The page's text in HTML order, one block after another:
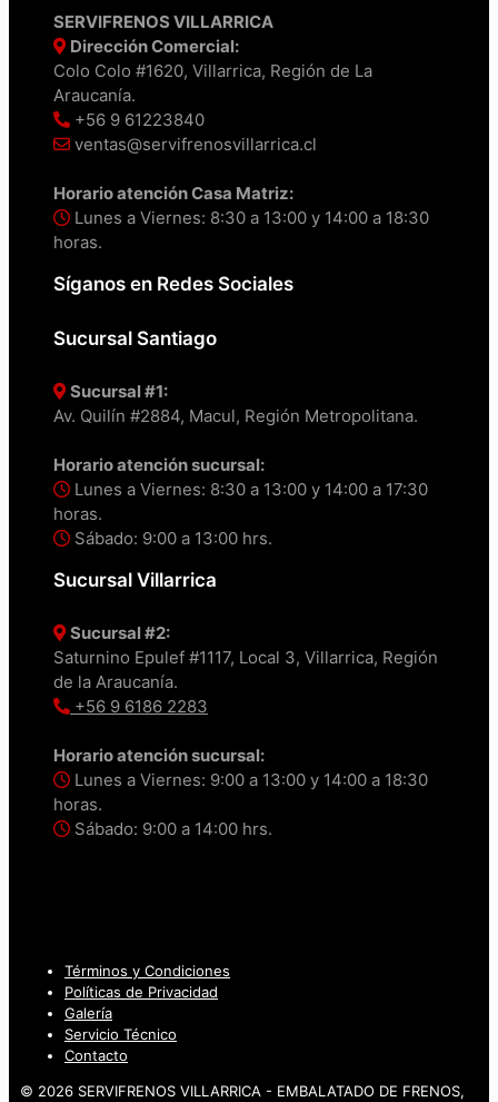
SERVIFRENOS VILLARRICA
Dirección Comercial:
Colo Colo #1620, Villarrica, Región de La
Araucanía.
+56 9 61223840
ventas@servifrenosvillarrica.cl
Horario atención Casa Matriz:
Lunes a Viernes: 8:30 a 13:00 y 14:00 a 18:30
horas.
Síganos en Redes Sociales
Sucursal Santiago
Sucursal #1:
Av. Quilín #2884, Macul, Región Metropolitana.
Horario atención sucursal:
Lunes a Viernes: 8:30 a 13:00 y 14:00 a 17:30
horas.
Sábado: 9:00 a 13:00 hrs.
Sucursal Villarrica
Sucursal #2:
Saturnino Epulef #1117, Local 3, Villarrica, Región
de la Araucanía.
+56 9 6186 2283
Horario atención sucursal:
Lunes a Viernes: 9:00 a 13:00 y 14:00 a 18:30
horas.
Sábado: 9:00 a 14:00 hrs.
Términos y Condiciones
Políticas de Privacidad
Galería
Servicio Técnico
Contacto
© 2026 SERVIFRENOS VILLARRICA - EMBALATADO DE FRENOS,